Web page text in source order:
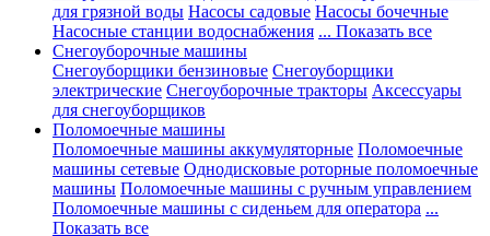
для грязной воды Насосы садовые Насосы бочечные
Насосные станции водоснабжения ... Показать все
Снегоуборочные машины
Снегоуборщики бензиновые Снегоуборщики
электрические Снегоуборочные тракторы Аксессуары
для снегоуборщиков
Поломоечные машины
Поломоечные машины аккумуляторные Поломоечные
машины сетевые Однодисковые роторные поломоечные
машины Поломоечные машины с ручным управлением
Поломоечные машины с сиденьем для оператора ...
Показать все